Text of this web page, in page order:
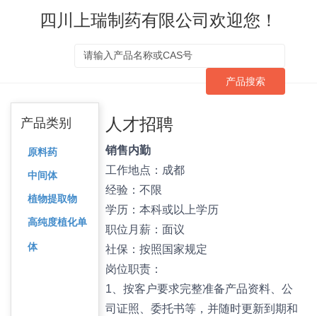
四川上瑞制药有限公司欢迎您！
产品搜索
产品类别
原料药
中间体
植物提取物
高纯度植化单
体
人才招聘
销售内勤
工作地点：成都
经验：不限
学历：本科或以上学历
职位月薪：面议
社保：按照国家规定
岗位职责：
1、按客户要求完整准备产品资料、公
司证照、委托书等，并随时更新到期和